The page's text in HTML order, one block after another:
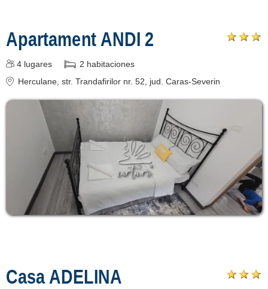
Apartament ANDI 2
4 lugares 2 habitaciones
Herculane , str. Trandafirilor nr. 52 , jud. Caras-Severin
Casa ADELINA